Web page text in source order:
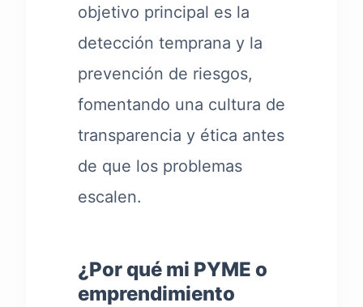
objetivo principal es la
detección temprana y la
prevención de riesgos,
fomentando una cultura de
transparencia y ética antes
de que los problemas
escalen.
¿Por qué mi PYME o
emprendimiento